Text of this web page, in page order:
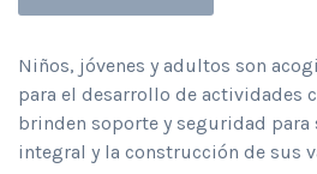
Niños, jóvenes y adultos son
para el desarrollo de actividades
brinden soporte y seguridad
integral y la construcción de sus